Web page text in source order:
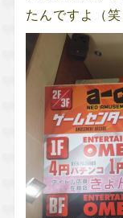
たんですよ（笑